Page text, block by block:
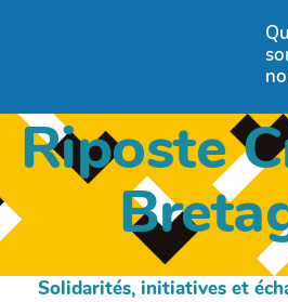
Riposte
Solidarités, initiatives et